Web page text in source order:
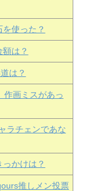
使った？
は？
は？
作画ミスがあっ
ラチェンであな
かけは？
推しメン投票